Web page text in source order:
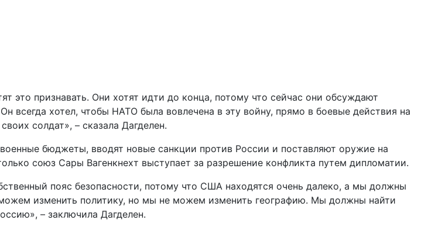
это признавать. Они хотят идти до конца, потому что сейчас они обсуждают
всегда хотел, чтобы НАТО была вовлечена в эту войну, прямо в боевые действия на
солдат», – сказала Дагделен.
бюджеты, вводят новые санкции против России и поставляют оружие на
союз Сары Вагенкнехт выступает за разрешение конфликта путем дипломатии.
пояс безопасности, потому что США находятся очень далеко, а мы должны
изменить политику, но мы не можем изменить географию. Мы должны найти
– заключила Дагделен.